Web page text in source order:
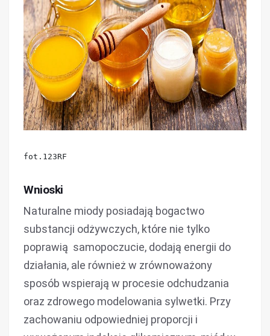
fot.123RF
Wnioski
Naturalne miody posiadają bogactwo
substancji odżywczych, które nie tylko
poprawią samopoczucie, dodają energii do
działania, ale również w zrównoważony
sposób wspierają w procesie odchudzania
oraz zdrowego modelowania sylwetki. Przy
zachowaniu odpowiedniej proporcji i